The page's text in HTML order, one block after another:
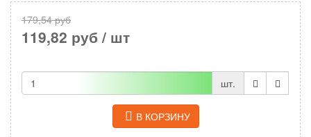
179,54 руб
119,82 руб / шт
шт.
В КОРЗИНУ